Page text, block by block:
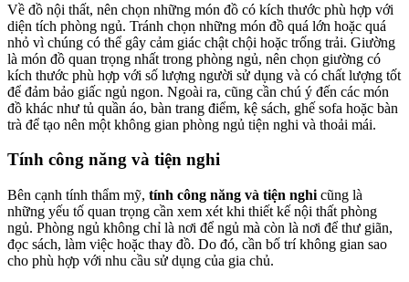
Về đồ nội thất, nên chọn những món đồ có kích thước phù hợp với
diện tích phòng ngủ. Tránh chọn những món đồ quá lớn hoặc quá
nhỏ vì chúng có thể gây cảm giác chật chội hoặc trống trải. Giường
là món đồ quan trọng nhất trong phòng ngủ, nên chọn giường có
kích thước phù hợp với số lượng người sử dụng và có chất lượng tốt
để đảm bảo giấc ngủ ngon. Ngoài ra, cũng cần chú ý đến các món
đồ khác như tủ quần áo, bàn trang điểm, kệ sách, ghế sofa hoặc bàn
trà để tạo nên một không gian phòng ngủ tiện nghi và thoải mái.
Tính công năng và tiện nghi
Bên cạnh tính thẩm mỹ, tính công năng và tiện nghi cũng là
những yếu tố quan trọng cần xem xét khi thiết kế nội thất phòng
ngủ. Phòng ngủ không chỉ là nơi để ngủ mà còn là nơi để thư giãn,
đọc sách, làm việc hoặc thay đồ. Do đó, cần bố trí không gian sao
cho phù hợp với nhu cầu sử dụng của gia chủ.